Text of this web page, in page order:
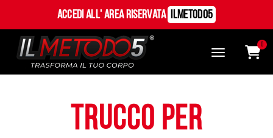
Accedi all' Area Riservata ILMetodo5
0
trucco per